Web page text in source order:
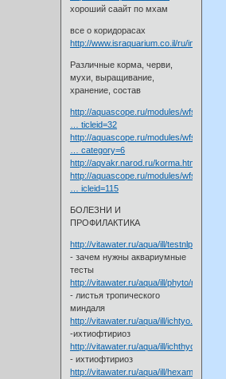
хороший саайт по мхам
все о коридорасах
http://www.israquarium.co.il/ru/
Различные корма, черви,
мухи, выращивание,
хранение, состав
http://aquascope.ru/modules/wfsection/a
… ticleid=32
http://aquascope.ru/modules/wfsection/i
… category=6
http://aqvakr.narod.ru/korma.htm
http://aquascope.ru/modules/wfsection/a
… icleid=115
БОЛЕЗНИ И
ПРОФИЛАКТИКА
http://vitawater.ru/aqua/ill/testnlp.shtml
- зачем нужны аквариумные
тесты
http://vitawater.ru/aqua/ill/phyto/
- листья тропического
миндаля
http://vitawater.ru/aqua/ill/ichtyo.shtml
-ихтиофтириоз
http://vitawater.ru/aqua/ill/ichthyo2.shtml
- ихтиофтириоз
http://vitawater.ru/aqua/ill/hexamita.shtml